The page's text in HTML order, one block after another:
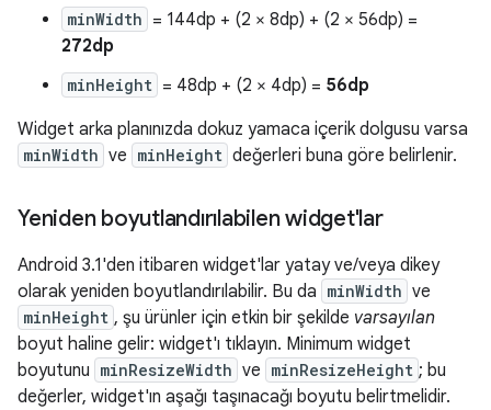
minWidth = 144dp + (2 × 8dp) + (2 × 56dp) =
272dp
minHeight = 48dp + (2 × 4dp) = 56dp
Widget arka planınızda dokuz yamaca içerik dolgusu varsa
minWidth ve minHeight değerleri buna göre belirlenir.
Yeniden boyutlandırılabilen widget'lar
Android 3.1'den itibaren widget'lar yatay ve/veya dikey
olarak yeniden boyutlandırılabilir. Bu da minWidth ve
minHeight , şu ürünler için etkin bir şekilde varsayılan
boyut haline gelir: widget'ı tıklayın. Minimum widget
boyutunu minResizeWidth ve minResizeHeight ; bu
değerler, widget'ın aşağı taşınacağı boyutu belirtmelidir.